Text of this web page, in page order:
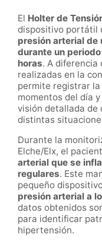
El Holter de
dispositivo portátil
presión arterial de
durante un
horas. A diferencia
realizadas en la
permite registrar
momentos del día
visión detallada de
distintas
Durante la
Elche/Elx, el
arterial que se
regulares. Este
pequeño
presión arterial a
datos obtenidos
para identificar
hipertensión.